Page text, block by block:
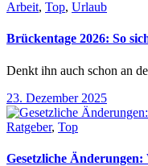
Arbeit, Top, Urlaub
Brückentage 2026: So
Denkt ihn auch schon an
23. Dezember 2025
Ratgeber, Top
Gesetzliche Änderungen: